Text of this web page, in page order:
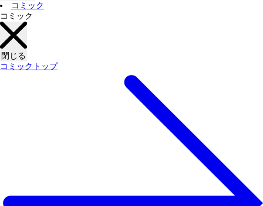
コミック
コミック
閉じる
コミックトップ